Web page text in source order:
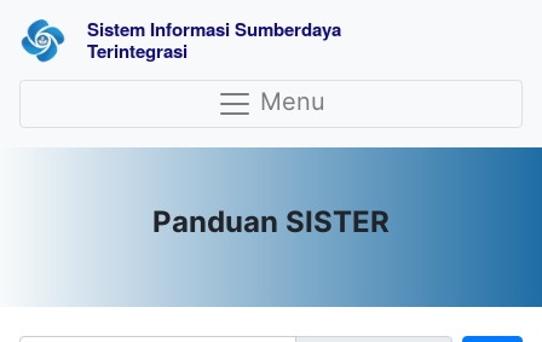
Sistem Informasi Sumberdaya
Terintegrasi
Menu
Panduan SISTER